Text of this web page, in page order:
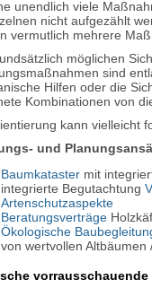
unendlich viele
nicht aufgezählt
vermutlich mehrere
möglichen
sind
Hilfen oder die
Kombinationen von
kann vielleicht
und
Baumkataster mit
integrierte Begutachtung
Artenschutzaspekte
Beratungsverträge
Ökologische
von wertvollen
vorrausschauende